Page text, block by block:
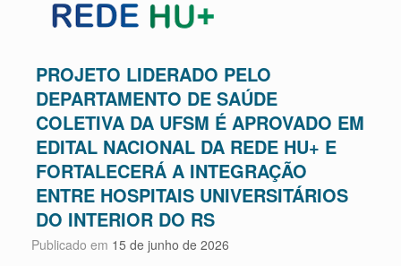
PROJETO LIDERADO PELO
DEPARTAMENTO DE SAÚDE
COLETIVA DA UFSM É APROVADO EM
EDITAL NACIONAL DA REDE HU+ E
FORTALECERÁ A INTEGRAÇÃO
ENTRE HOSPITAIS UNIVERSITÁRIOS
DO INTERIOR DO RS
Publicado em 15 de junho de 2026